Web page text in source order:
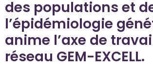
des populations et
l’épidémiologie
anime l’axe de
réseau GEM-EXCELL.